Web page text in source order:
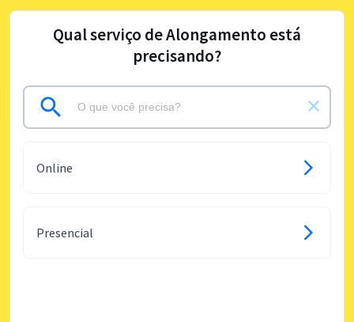
Qual serviço de Alongamento está
precisando?
Online
Presencial